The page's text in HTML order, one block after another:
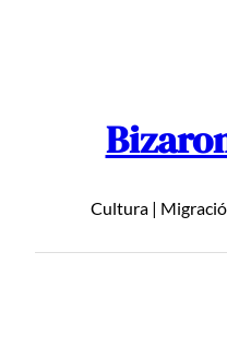
Cultura |